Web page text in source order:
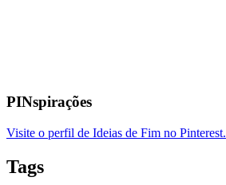
PINspirações
Visite o perfil de Ideias de Fim no Pinterest.
Tags